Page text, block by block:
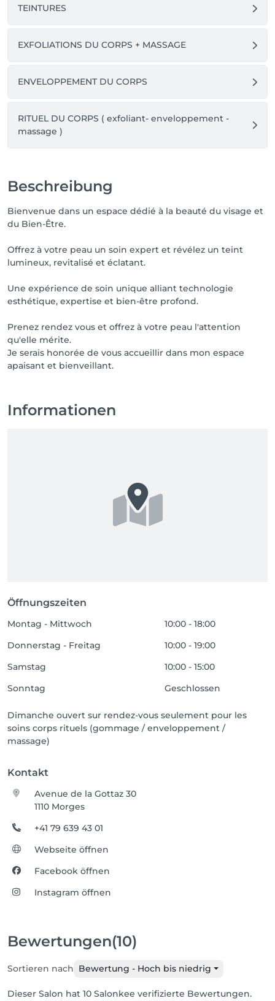
TEINTURES
EXFOLIATIONS DU CORPS + MASSAGE
ENVELOPPEMENT DU CORPS
RITUEL DU CORPS ( exfoliant- enveloppement -
massage )
Beschreibung
Bienvenue dans un espace dédié à la beauté du visage et
du Bien-Être.
Offrez à votre peau un soin expert et révélez un teint
lumineux, revitalisé et éclatant.
Une expérience de soin unique alliant technologie
esthétique, expertise et bien-être profond.
Prenez rendez vous et offrez à votre peau l'attention
qu'elle mérite.
Je serais honorée de vous accueillir dans mon espace
apaisant et bienveillant.
Informationen
Öffnungszeiten
Montag - Mittwoch
10:00 - 18:00
Donnerstag - Freitag
10:00 - 19:00
Samstag
10:00 - 15:00
Sonntag
Geschlossen
Dimanche ouvert sur rendez-vous seulement pour les
soins corps rituels (gommage / enveloppement /
massage)
Kontakt
Avenue de la Gottaz 30
1110 Morges
+41 79 639 43 01
Webseite öffnen
Facebook öffnen
Instagram öffnen
Bewertungen(10)
Sortieren nach Bewertung - Hoch bis niedrig
Dieser Salon hat 10 Salonkee verifizierte Bewertungen.